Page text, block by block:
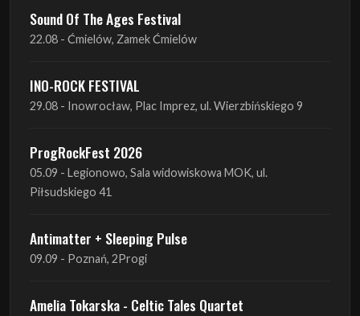
Sound Of The Ages Festival
22.08 - Ćmielów, Zamek Ćmielów
INO-ROCK FESTIVAL
29.08 - Inowrocław, Plac Imprez, ul. Wierzbińskiego 9
ProgRockFest 2026
05.09 - Legionowo, Sala widowiskowa MOK, ul.
Piłsudskiego 41
Antimatter + Sleeping Pulse
09.09 - Poznań, 2Progi
Amelia Tokarska - Celtic Tales Quartet